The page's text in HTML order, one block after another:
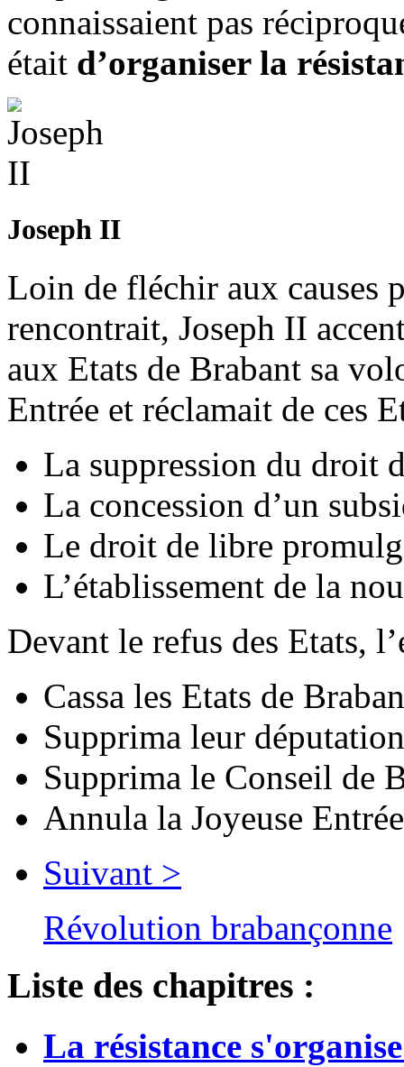
connaissaient pas
était d’organiser la
Joseph II
Loin de fléchir aux causes
rencontrait, Joseph II
aux Etats de Brabant sa
Entrée et réclamait de ces
La suppression du droit
La concession d’un
Le droit de libre
L’établissement de la
Devant le refus des Etats,
Cassa les Etats de
Supprima leur
Supprima le Conseil de
Annula la Joyeuse Entrée
Suivant >
Révolution brabançonne
Liste des chapitres :
La résistance